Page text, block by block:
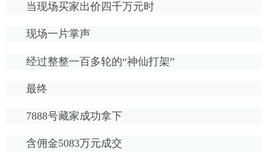
当现场买家出价四千万元时
现场一片掌声
经过整整一百多轮的“神仙打架”
最终
7888号藏家成功拿下
含佣金5083万元成交